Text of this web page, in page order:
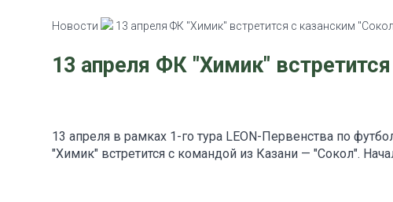
Новости 13 апреля ФК "Химик" встретится с казанским
13 апреля ФК "Химик"
13 апреля в рамках 1-го тура LEON-Первенства по
"Химик" встретится с командой из Казани — "Сокол".